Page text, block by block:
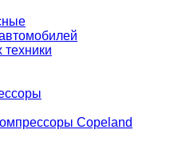
Copeland